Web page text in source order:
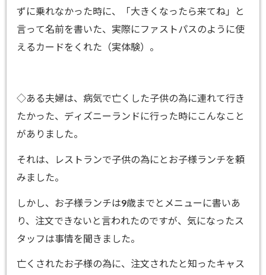
ずに乗れなかった時に、「大きくなったら来てね」と
言って名前を書いた、実際にファストパスのように使
えるカードをくれた（実体験）。
◇ある夫婦は、病気で亡くした子供の為に連れて行き
たかった、ディズニーランドに行った時にこんなこと
がありました。
それは、レストランで子供の為にとお子様ランチを頼
みました。
しかし、お子様ランチは9歳までとメニューに書いあ
り、注文できないと言われたのですが、気になったス
タッフは事情を聞きました。
亡くされたお子様の為に、注文されたと知ったキャス